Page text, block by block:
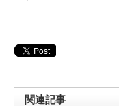
関連記事